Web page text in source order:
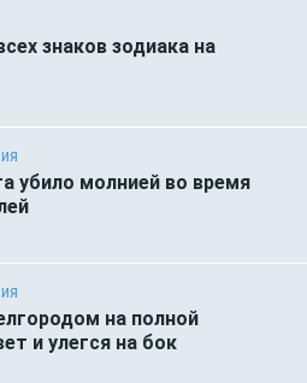
знаков зодиака на
убило молнией во время
на полной
и улегся на бок